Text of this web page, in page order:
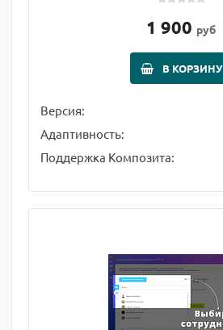
1 900 руб
В КОРЗИНУ
Версия:
Адаптивность:
Поддержка Композита: